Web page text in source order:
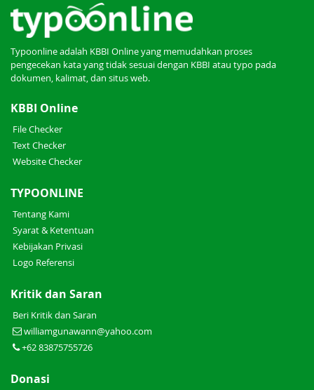
Typoonline adalah KBBI Online yang memudahkan proses
pengecekan kata yang tidak sesuai dengan KBBI atau typo pada
dokumen, kalimat, dan situs web.
KBBI Online
File Checker
Text Checker
Website Checker
TYPOONLINE
Tentang Kami
Syarat & Ketentuan
Kebijakan Privasi
Logo Referensi
Kritik dan Saran
Beri Kritik dan Saran
williamgunawann@yahoo.com
+62 83875755726
Donasi